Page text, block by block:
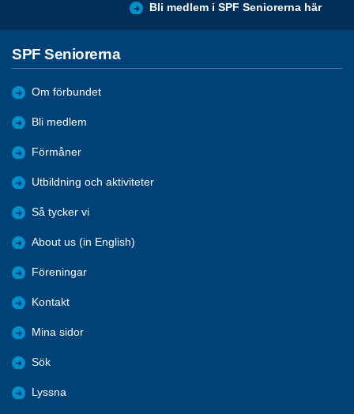
Bli medlem i SPF Seniorerna här
SPF Seniorerna
Om förbundet
Bli medlem
Förmåner
Utbildning och aktiviteter
Så tycker vi
About us (in English)
Föreningar
Kontakt
Mina sidor
Sök
Lyssna